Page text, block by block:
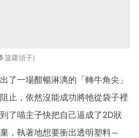
菠蘿頭子
了一場酣暢淋漓的「轉牛角尖」
止，依然沒能成功將牠從袋子裡
了喵主子快把自己逼成了2D狀
，執著地想要衝出透明塑料～